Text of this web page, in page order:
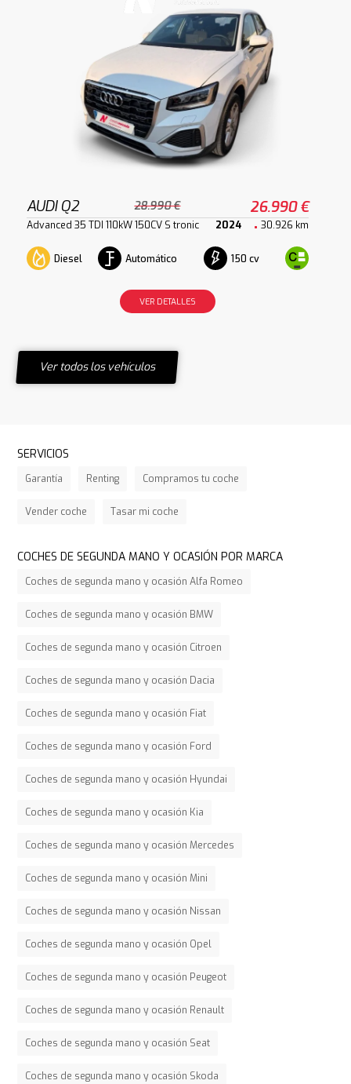
AUDI Q2 28.990 € 26.990 €
Advanced 35 TDI 110kW 150CV S tronic 2024 30.926 km
Diesel Automático 150 cv
VER DETALLES
Ver todos los vehículos
SERVICIOS
Garantía Renting Compramos tu coche
Vender coche Tasar mi coche
COCHES DE SEGUNDA MANO Y OCASIÓN POR MARCA
Coches de segunda mano y ocasión Alfa Romeo
Coches de segunda mano y ocasión BMW
Coches de segunda mano y ocasión Citroen
Coches de segunda mano y ocasión Dacia
Coches de segunda mano y ocasión Fiat
Coches de segunda mano y ocasión Ford
Coches de segunda mano y ocasión Hyundai
Coches de segunda mano y ocasión Kia
Coches de segunda mano y ocasión Mercedes
Coches de segunda mano y ocasión Mini
Coches de segunda mano y ocasión Nissan
Coches de segunda mano y ocasión Opel
Coches de segunda mano y ocasión Peugeot
Coches de segunda mano y ocasión Renault
Coches de segunda mano y ocasión Seat
Coches de segunda mano y ocasión Skoda